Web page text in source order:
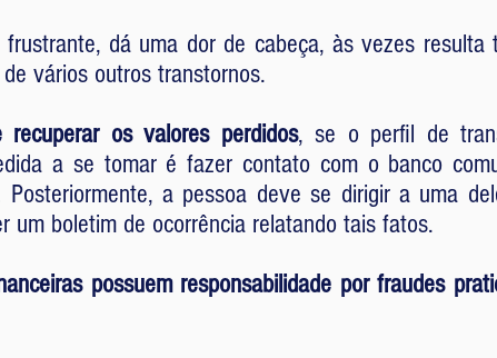
dá uma dor de cabeça, às vezes resulta
vários outros transtornos.
os valores perdidos, se o perfil de
a se tomar é fazer contato com o banco
Posteriormente, a pessoa deve se dirigir a uma
um boletim de ocorrência relatando tais fatos.
possuem responsabilidade por fraudes